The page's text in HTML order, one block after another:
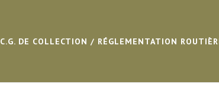
C.G. DE COLLECTION / RÉGLEMENTATION